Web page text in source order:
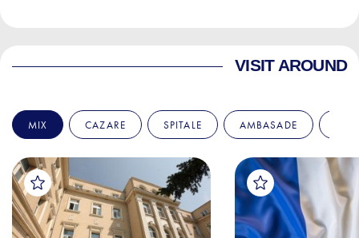
VISIT AROUND
MIX CAZARE SPITALE AMBASADE